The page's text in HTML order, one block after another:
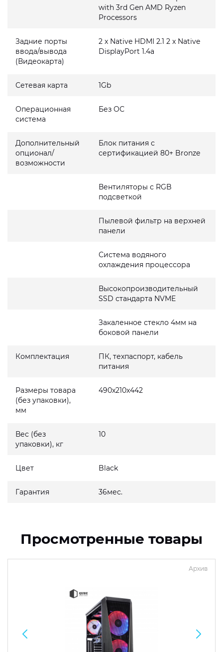
with 3rd Gen AMD Ryzen
Processors
Задние порты
ввода/вывода
(Видеокарта)
2 x Native HDMI 2.1 2 x Native
DisplayPort 1.4a
Сетевая карта 1Gb
Операционная
система
Без ОС
Дополнительный
опционал/
возможности
Блок питания с
сертификацией 80+ Bronze
Вентиляторы с RGB
подсветкой
Пылевой фильтр на верхней
панели
Система водяного
охлаждения процессора
Высокопроизводительный
SSD стандарта NVME
Закаленное стекло 4мм на
боковой панели
Комплектация
ПК, техпаспорт, кабель
питания
Размеры товара
(без упаковки),
мм
490x210x442
Вес (без
упаковки), кг
10
Цвет Black
Гарантия 36мес.
Просмотренные товары
Архив